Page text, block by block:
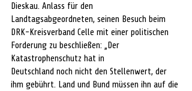
Dieskau. Anlass für den
Landtagsabgeordneten, seinen Besuch beim
DRK-Kreisverband Celle mit einer politischen
Forderung zu beschließen: „Der
Katastrophenschutz hat in
Deutschland noch nicht den Stellenwert, der
ihm gebührt. Land und Bund müssen ihn auf die